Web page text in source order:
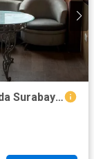
Dijual Apartemen 3BR di Dharma Husada Surabaya – Semi Furnished Harga 800 Juta